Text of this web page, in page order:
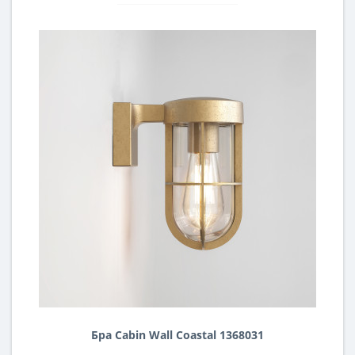
Бра Cabin Wall Coastal 1368031